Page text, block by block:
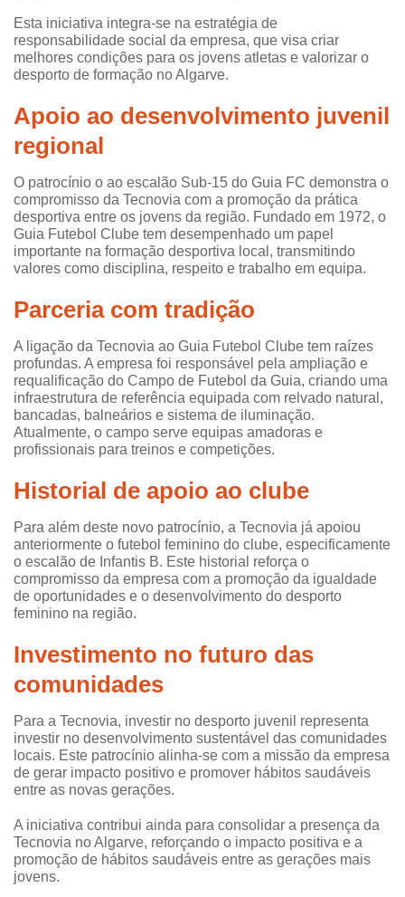
Esta iniciativa integra-se na estratégia de
responsabilidade social da empresa, que visa criar
melhores condições para os jovens atletas e valorizar o
desporto de formação no Algarve.
Apoio ao desenvolvimento juvenil
regional
O patrocínio o ao escalão Sub-15 do Guia FC demonstra o
compromisso da Tecnovia com a promoção da prática
desportiva entre os jovens da região. Fundado em 1972, o
Guia Futebol Clube tem desempenhado um papel
importante na formação desportiva local, transmitindo
valores como disciplina, respeito e trabalho em equipa.
Parceria com tradição
A ligação da Tecnovia ao Guia Futebol Clube tem raízes
profundas. A empresa foi responsável pela ampliação e
requalificação do Campo de Futebol da Guia, criando uma
infraestrutura de referência equipada com relvado natural,
bancadas, balneários e sistema de iluminação.
Atualmente, o campo serve equipas amadoras e
profissionais para treinos e competições.
Historial de apoio ao clube
Para além deste novo patrocínio, a Tecnovia já apoiou
anteriormente o futebol feminino do clube, especificamente
o escalão de Infantis B. Este historial reforça o
compromisso da empresa com a promoção da igualdade
de oportunidades e o desenvolvimento do desporto
feminino na região.
Investimento no futuro das
comunidades
Para a Tecnovia, investir no desporto juvenil representa
investir no desenvolvimento sustentável das comunidades
locais. Este patrocínio alinha-se com a missão da empresa
de gerar impacto positivo e promover hábitos saudáveis
entre as novas gerações.
A iniciativa contribui ainda para consolidar a presença da
Tecnovia no Algarve, reforçando o impacto positiva e a
promoção de hábitos saudáveis entre as gerações mais
jovens.